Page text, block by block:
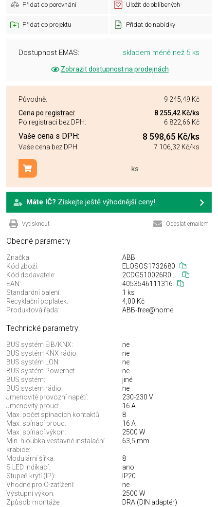
Přidat do porovnání Uložit do oblíbených
Přidat do projektu Přidat do nabídky
Dostupnost EMAS: skladem méně než 5 ks
Zobrazit dostupnost na prodejnách
Původně:
9 245,49 Kč
Cena po registraci: 8 255,42 Kč/ks
Po registraci bez DPH:
6 822,66 Kč
Vaše cena s DPH: 8 598,65 Kč/ks
Vaše cena bez DPH: 7 106,32 Kč/ks
ks
Přidat do košíku
Máte IČ? Získejte ještě výhodnější ceny!
Vytisknout Odeslat emailem
Obecné parametry
Značka:
ABB
Kód zboží:
ELOSOS1732680
Kód dodavatele:
2CDG510026R0011
EAN:
4053546111316
Standardní balení:
1 ks
Recyklační poplatek:
4,00 Kč
Produktová řada:
ABB-free@home
Technické parametry
BUS systém EIB/KNX:
ne
BUS systém KNX rádio:
ne
BUS systém LON:
ne
BUS systém Powernet:
ne
BUS systém:
jiné
BUS systém rádio:
ne
Jmenovité provozní napětí:
230-230 V
Jmenovitý proud:
16 A
Max. počet spínacích kontaktů:
8
Max. spínací proud:
16 A
Max. spínací výkon:
2500 W
Min. hloubka vestavné instalační
krabice:
63,5 mm
Modulární šířka:
8
S LED indikací:
ano
Stupeň krytí (IP):
IP20
Vhodné pro C-zatížení:
ne
Výstupní výkon:
2500 W
Způsob montáže:
DRA (DIN adaptér)